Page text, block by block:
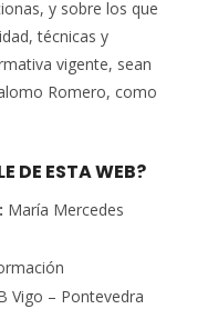
y sobre los que
técnicas y
vigente, sean
Romero, como
DE ESTA WEB?
María Mercedes
Vigo – Pontevedra